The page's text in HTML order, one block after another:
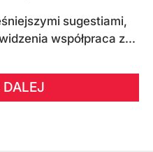
sugestiami,
współpraca z...